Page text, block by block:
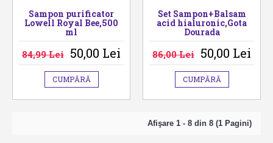
Sampon purificator
Lowell Royal Bee,500
ml
84,99 Lei 50,00 Lei
CUMPĂRĂ
Set Sampon+Balsam
acid hialuronic,Gota
Dourada
86,00 Lei 50,00 Lei
CUMPĂRĂ
Afişare 1 - 8 din 8 (1 Pagini)